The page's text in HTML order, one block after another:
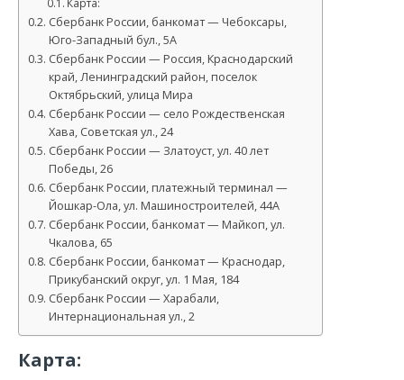
Карта:
Сбербанк России, банкомат — Чебоксары,
Юго-Западный бул., 5А
Сбербанк России — Россия, Краснодарский
край, Ленинградский район, поселок
Октябрьский, улица Мира
Сбербанк России — село Рождественская
Хава, Советская ул., 24
Сбербанк России — Златоуст, ул. 40 лет
Победы, 26
Сбербанк России, платежный терминал —
Йошкар-Ола, ул. Машиностроителей, 44А
Сбербанк России, банкомат — Майкоп, ул.
Чкалова, 65
Сбербанк России, банкомат — Краснодар,
Прикубанский округ, ул. 1 Мая, 184
Сбербанк России — Харабали,
Интернациональная ул., 2
Карта: